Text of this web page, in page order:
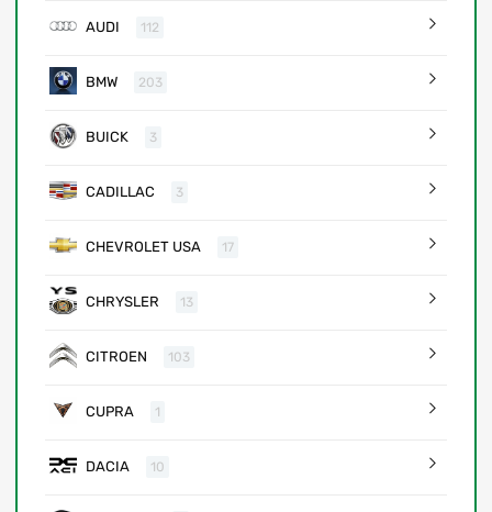
AUDI 112
BMW 203
BUICK 3
CADILLAC 3
CHEVROLET USA 17
CHRYSLER 13
CITROEN 103
CUPRA 1
DACIA 10